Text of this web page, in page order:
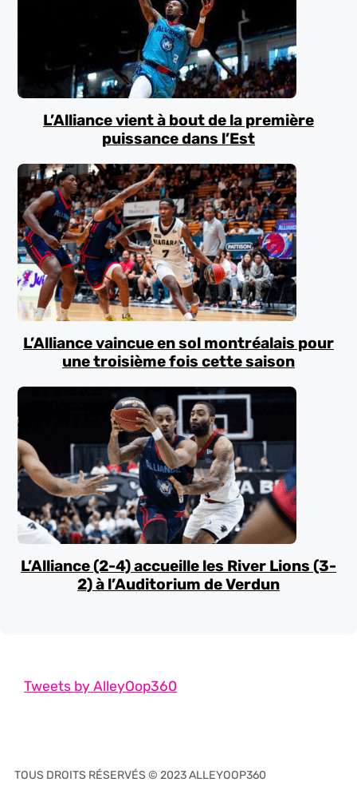
L’Alliance vient à bout de la première
puissance dans l’Est
L’Alliance vaincue en sol montréalais pour
une troisième fois cette saison
L’Alliance (2-4) accueille les River Lions (3-
2) à l’Auditorium de Verdun
Tweets by AlleyOop360
TOUS DROITS RÉSERVÉS © 2023 ALLEYOOP360